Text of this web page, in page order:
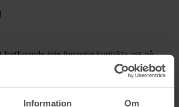
Information Om
fortfarande inte fungerar kontakta oss på